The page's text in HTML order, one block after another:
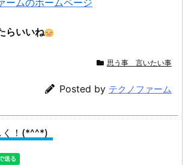
らいいね
思う事 言いたい事
Posted by テクノファーム
！(*^^*)